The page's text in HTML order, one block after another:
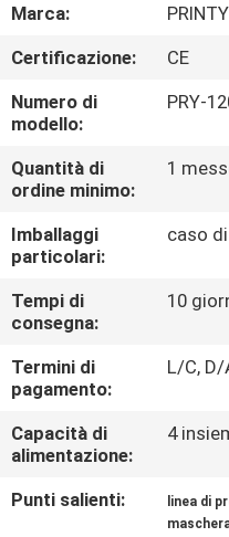
GIRO
DELLA
FABBRICA
CONTROLLO
DI
QUALITÀ
CONTATTICI
RICHIEDA
UNA
CITAZIONE
Marca:
Certificazione:
CE
Numero di
modello:
PRY-
Quantità di
ordine minimo:
1
Imballaggi
particolari:
caso
Tempi di
consegna:
10
Termini di
pagamento:
L/C, D/
Capacità di
alimentazione:
4
Punti salienti: linea di